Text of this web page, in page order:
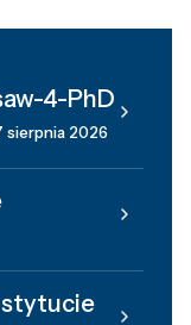
4-PhD
sierpnia 2026